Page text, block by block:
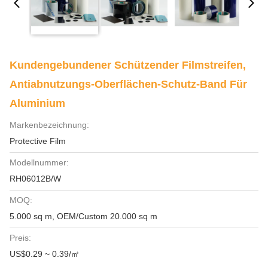
Kundengebundener Schützender Filmstreifen,
Antiabnutzungs-Oberflächen-Schutz-Band Für
Aluminium
Markenbezeichnung:
Protective Film
Modellnummer:
RH06012B/W
MOQ:
5.000 sq m, OEM/Custom 20.000 sq m
Preis:
US$0.29 ~ 0.39/㎡